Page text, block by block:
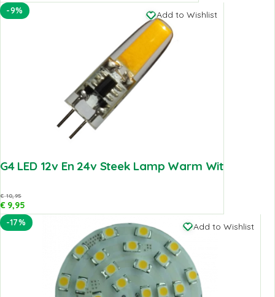
-9%
Add to Wishlist
G4 LED 12v En 24v Steek Lamp Warm Wit
€10,95
€9,95
-17%
Add to Wishlist